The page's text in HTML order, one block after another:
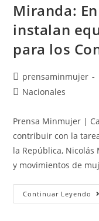
Miranda:
instalan
para los
prensaminmujer
Nacionales
Prensa Minmujer |
contribuir con la
la República, Nicolás
y movimientos de
Continuar Leyendo